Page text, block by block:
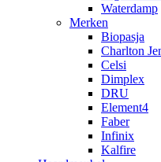
Waterdamp
Merken
Biopasja
Charlton
Celsi
Dimplex
DRU
Element4
Faber
Infinix
Kalfire